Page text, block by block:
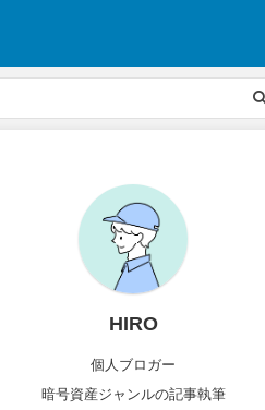
HIRO
個人ブロガー
暗号資産ジャンルの記事執筆